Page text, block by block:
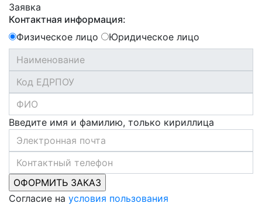
Заявка
Контактная информация:
Физическое лицо
Юридическое лицо
Введите имя и фамилию, только кириллица
Согласие на условия пользования